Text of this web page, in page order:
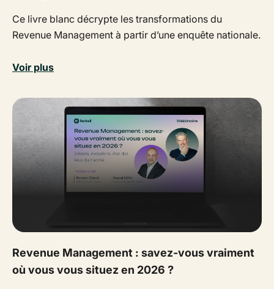
Ce livre blanc décrypte les transformations du
Revenue Management à partir d’une enquête nationale.
Voir plus
Revenue Management : savez-vous vraiment
où vous vous situez en 2026 ?